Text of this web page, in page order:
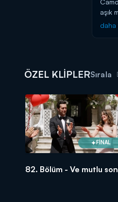
aşık
daha
ÖZEL KLİPLERSırala
FİNAL
82. Bölüm - Ve mutlu